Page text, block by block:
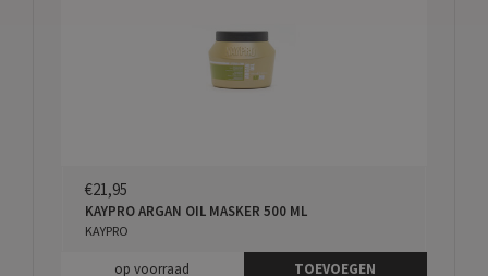
€21,95
KAYPRO ARGAN OIL MASKER 500 ML
KAYPRO
op voorraad TOEVOEGEN